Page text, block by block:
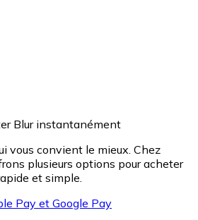
Blur instantanément
vous convient le mieux. Chez
plusieurs options pour acheter
et simple.
Pay et Google Pay